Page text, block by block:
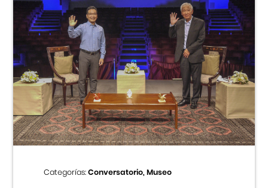
Categorías:Conversatorio, Museo